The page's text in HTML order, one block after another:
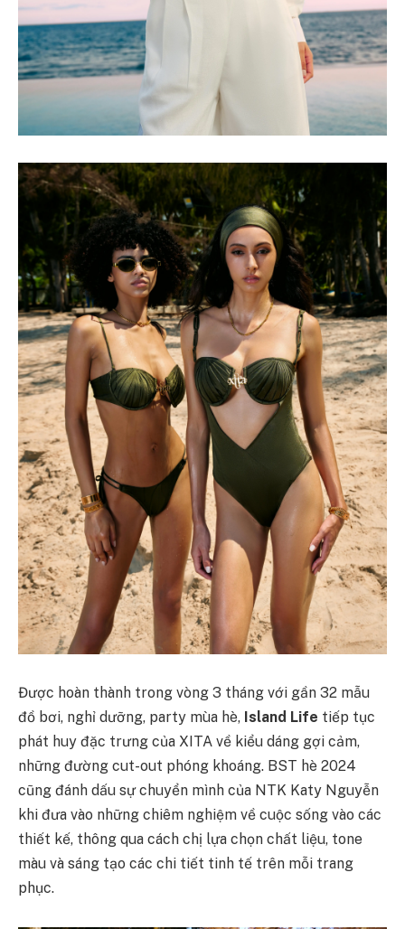
Được hoàn thành trong vòng 3 tháng với gần 32 mẫu
đồ bơi, nghỉ dưỡng, party mùa hè, Island Life tiếp tục
phát huy đặc trưng của XITA về kiểu dáng gợi cảm,
những đường cut-out phóng khoáng. BST hè 2024
cũng đánh dấu sự chuyển mình của NTK Katy Nguyễn
khi đưa vào những chiêm nghiệm về cuộc sống vào các
thiết kế, thông qua cách chị lựa chọn chất liệu, tone
màu và sáng tạo các chi tiết tinh tế trên mỗi trang
phục.